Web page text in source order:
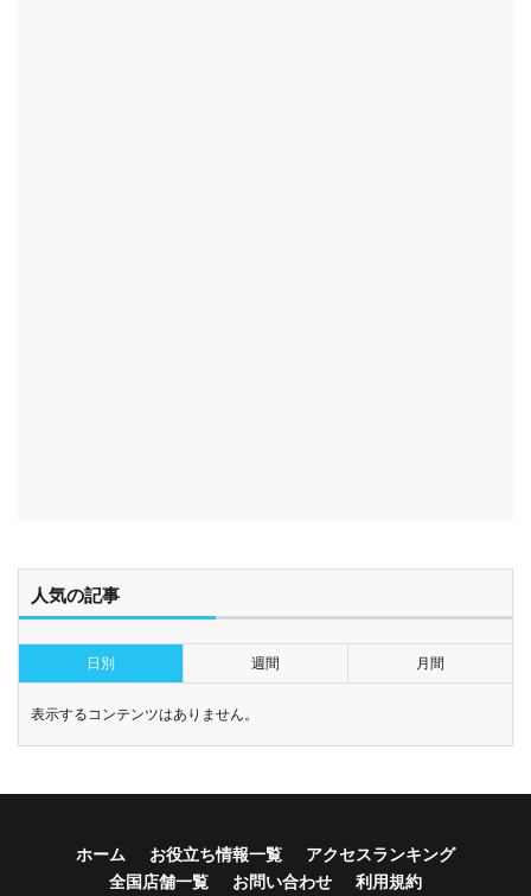
人気の記事
日別 週間 月間
表示するコンテンツはありません。
ホーム お役立ち情報一覧
アクセスランキング
全国店舗一覧
お問い合わせ 利用規約